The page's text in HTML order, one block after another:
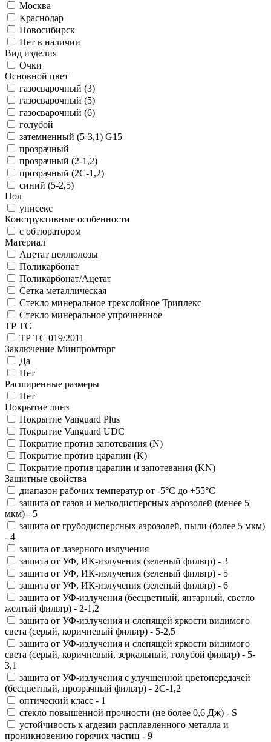
Москва
Краснодар
Новосибирск
Нет в наличии
Вид изделия
Очки
Основной цвет
газосварочный (3)
газосварочный (5)
газосварочный (6)
голубой
затемненный (5-3,1) G15
прозрачный
прозрачный (2-1,2)
прозрачный (2С-1,2)
синий (5-2,5)
Пол
унисекс
Конструктивные особенности
с обтюратором
Материал
Ацетат целлюлозы
Поликарбонат
Поликарбонат/Ацетат
Сетка металлическая
Стекло минеральное трехслойное Триплекс
Стекло минеральное упрочненное
ТР ТС
ТР ТС 019/2011
Заключение Минпромторг
Да
Нет
Расширенные размеры
Нет
Покрытие линз
Покрытие Vanguard Plus
Покрытие Vanguard UDC
Покрытие против запотевания (N)
Покрытие против царапин (K)
Покрытие против царапин и запотевания (KN)
Защитные свойства
диапазон рабочих температур от -5°С до +55°С
защита от газов и мелкодисперсных аэрозолей (менее 5
мкм) - 5
защита от грубодисперсных аэрозолей, пыли (более 5 мкм)
- 4
защита от лазерного излучения
защита от УФ, ИК-излучения (зеленый фильтр) - 3
защита от УФ, ИК-излучения (зеленый фильтр) - 5
защита от УФ, ИК-излучения (зеленый фильтр) - 6
защита от УФ-излучения (бесцветный, янтарный, светло
желтый фильтр) - 2-1,2
защита от УФ-излучения и слепящей яркости видимого
света (серый, коричневый фильтр) - 5-2,5
защита от УФ-излучения и слепящей яркости видимого
света (серый, коричневый, зеркальный, голубой фильтр) - 5-
3,1
защита от УФ-излучения с улучшенной цветопередачей
(бесцветный, прозрачный фильтр) - 2С-1,2
оптический класс - 1
стекло повышенной прочности (не более 0,6 Дж) - S
устойчивость к агдезии расплавленного металла и
проникновению горячих частиц - 9